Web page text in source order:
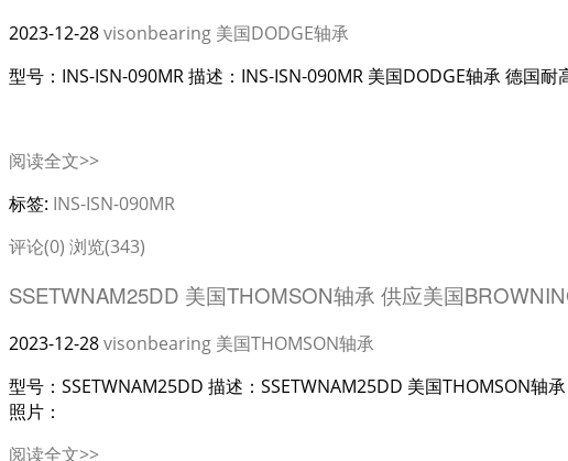
2023-12-28visonbearing 美国DODGE轴承
型号：INS-ISN-090MR 描述：INS-ISN-090MR 美国DODGE轴承 德国
阅读全文>>
标签: INS-ISN-090MR
评论(0) 浏览(343)
SSETWNAM25DD 美国THOMSON轴承 供应美国
2023-12-28visonbearing 美国THOMSON轴承
型号：SSETWNAM25DD 描述：SSETWNAM25DD 美国THOMSON轴
照片：
阅读全文>>